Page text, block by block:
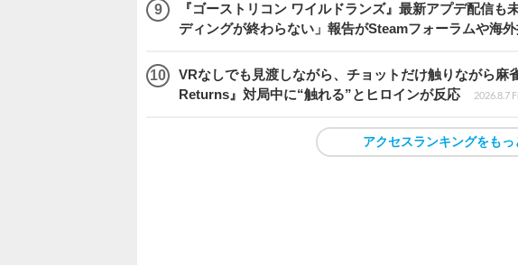
『ゴーストリコン ワイルドランズ』最新アプデ配信
ディングが終わらない」報告がSteamフォーラムや海
VRなしでも見渡しながら、チョットだけ触りながら麻
Returns』対局中に“触れる”とヒロインが反応
2026.8.7
アクセスランキングをもっ